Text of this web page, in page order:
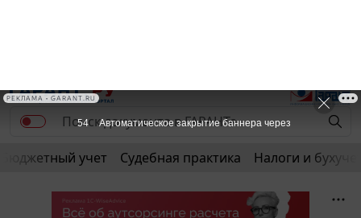
Бюджетный учет Судебная практика Налоги и